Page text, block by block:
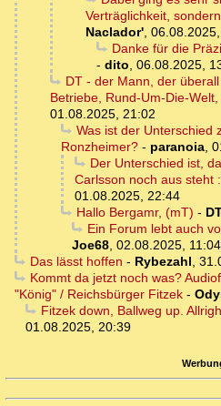
Verträglichkeit,
Naclador',
Danke für die
- dito, 06.08.2025,
DT - der Mann, der
Betriebe, Rund-Um-Die-
01.08.2025, 21:02
Was ist der Unterschied
Ronzheimer? - paranoia,
Der Unterschied ist,
Carlsson noch aus steht
01.08.2025, 22:44
Hallo Bergamr, (mT) -
Ein Forum lebt auch
Joe68, 02.08.2025, 11:04
Das lässt hoffen - Rybezahl,
Kommt da jetzt noch was?
"König" / Reichsbürger Fitzek -
Fitzek down, Ballweg up.
01.08.2025, 20:39